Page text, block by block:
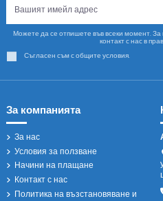
Можете да се отпишете във всеки момент.
контакт с нас в
Съгласен съм с общите условия.
За компанията
За нас
Условия за ползване
Начини на плащане
Контакт с нас
Политика на възстановяване и